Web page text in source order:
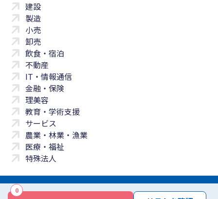
0
建設
製造
小売
卸売
飲食・宿泊
不動産
IT・情報通信
金融・保険
理美容
教育・学術支援
サービス
農業・林業・漁業
医療・福祉
特殊法人
サイトマップ 免責事項 サービス利用規約